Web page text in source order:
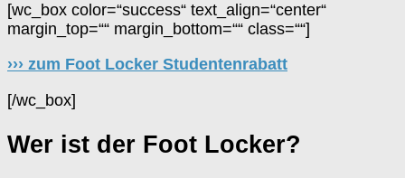
[wc_box color=“success“ text_align=“center“
margin_top=““ margin_bottom=““ class=““]
››› zum Foot Locker Studentenrabatt
[/wc_box]
Wer ist der Foot Locker?